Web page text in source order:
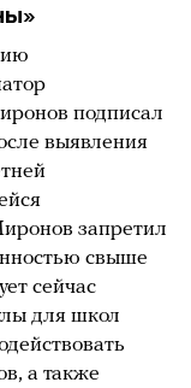
подписал
выявления
запретил
свыше
сейчас
для школ
а также